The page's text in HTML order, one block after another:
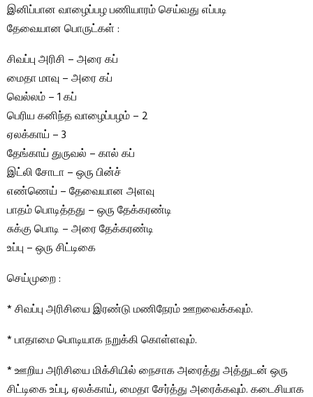
இனிப்பான வாழைப்பழ பணியாரம் செய்வது எப்படி
தேவையான பொருட்கள் :
சிவப்பு அரிசி – அரை கப்
மைதா மாவு – அரை கப்
வெல்லம் – 1 கப்
பெரிய கனிந்த வாழைப்பழம் – 2
ஏலக்காய் – 3
தேங்காய் துருவல் – கால் கப்
இட்லி சோடா – ஒரு பின்ச்
எண்ணெய் – தேவையான அளவு
பாதம் பொடித்தது – ஒரு தேக்கரண்டி
சுக்கு பொடி – அரை தேக்கரண்டி
உப்பு – ஒரு சிட்டிகை
செய்முறை :
* சிவப்பு அரிசியை இரண்டு மணிநேரம் ஊறவைக்கவும்.
* பாதாமை பொடியாக நறுக்கி கொள்ளவும்.
* ஊறிய அரிசியை மிக்சியில் நைசாக அரைத்து அத்துடன் ஒரு
சிட்டிகை உப்பு, ஏலக்காய், மைதா சேர்த்து அரைக்கவும். கடைசியாக